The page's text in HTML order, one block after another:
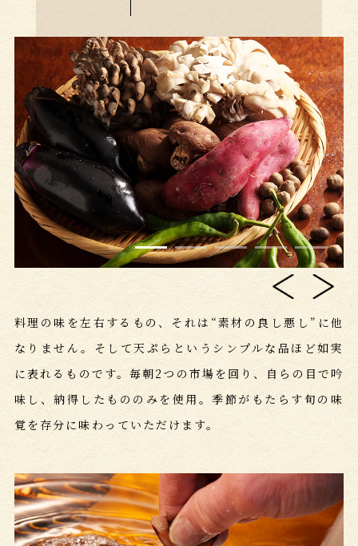
料理の味を左右するもの、それは“素材の良し悪し”に他
なりません。そして天ぷらというシンプルな品ほど如実
に表れるものです。毎朝2つの市場を回り、自らの目で吟
味し、納得したもののみを使用。季節がもたらす旬の味
覚を存分に味わっていただけます。